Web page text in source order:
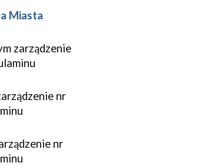
Miasta
zarządzenie
nr
nr